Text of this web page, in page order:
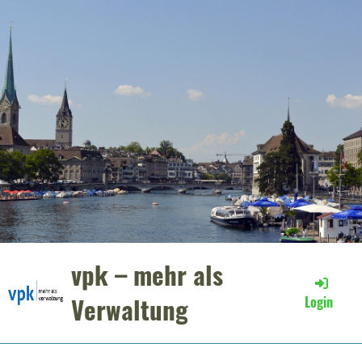
vpk – mehr als
Verwaltung
Login